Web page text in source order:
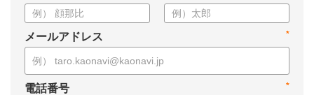
*
メールアドレス
*
電話番号